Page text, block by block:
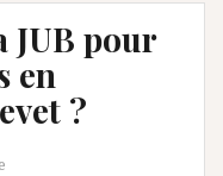
pour
en
?